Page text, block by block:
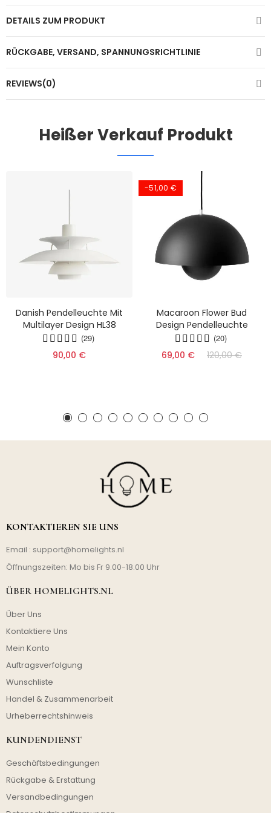
DETAILS ZUM PRODUKT
RÜCKGABE, VERSAND, SPANNUNGSRICHTLINIE
REVIEWS(0)
Heißer Verkauf Produkt
Danish Pendelleuchte Mit
Multilayer Design HL38
(29)
90,00 €
-51,00 €
Macaroon Flower Bud
Design Pendelleuchte
(20)
69,00 € 120,00 €
KONTAKTIEREN SIE UNS
Email : support@homelights.nl
Öffnungszeiten: Mo bis Fr 9.00-18.00 Uhr
ÜBER HOMELIGHTS.NL
Über Uns
Kontaktiere Uns
Mein Konto
Auftragsverfolgung
Wunschliste
Handel & Zusammenarbeit
Urheberrechtshinweis
KUNDENDIENST
Geschäftsbedingungen
Rückgabe & Erstattung
Versandbedingungen